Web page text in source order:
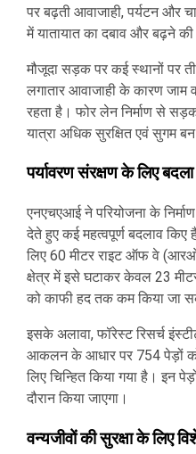
पर बढ़ती आवाजाही, पर्यटन और
में यातायात का दबाव और बढ़ने की
मौजूदा सड़क पर कई स्थानों पर
लगातार आवाजाही के कारण
रहता है। फोर लेन निर्माण से
यात्रा अधिक सुरक्षित एवं सुगम
पर्यावरण संरक्षण के लिए
एनएचएआई ने परियोजना के
देते हुए कई महत्वपूर्ण बदलाव किए
लिए 60 मीटर राइट ऑफ वे
क्षेत्र में इसे घटाकर केवल 23
को काफी हद तक कम किया जा
इसके अलावा, फॉरेस्ट रिसर्च
आकलन के आधार पर 754 पेड़ों
लिए चिन्हित किया गया है। इन
दौरान किया जाएगा।
वन्यजीवों की सुरक्षा के लिए